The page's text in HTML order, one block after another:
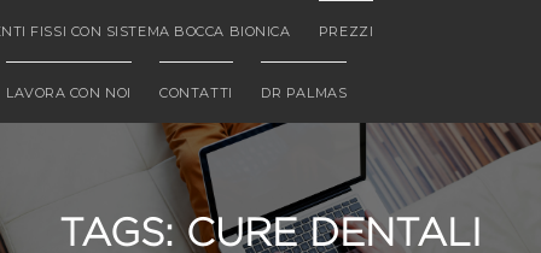
FISSI CON SISTEMA BOCCA BIONICA PREZZI
LAVORA CON NOI CONTATTI DR PALMAS
TAGS: CURE DENTALI